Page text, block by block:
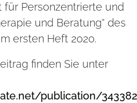
Personzentrierte und
und Beratung“ des
ersten Heft 2020.
finden Sie unter
publication/